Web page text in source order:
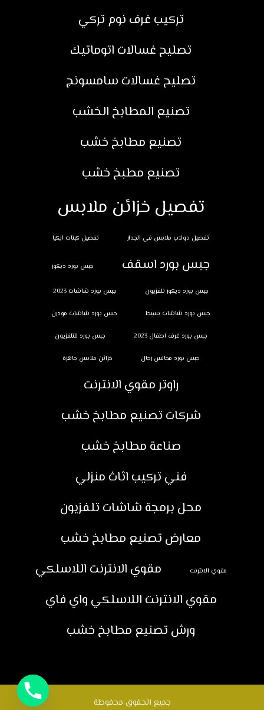
تركيب غرف نوم تركي
تصليح غسالات اتوماتيك
تصليح غسالات سامسونج
تصنيع المطابخ الخشب
تصنيع مطابخ خشب
تصنيع مطبخ خشب
تفصيل خزائن ملابس
تفصيل دولاب ملابس في الجدار تفصيل كبتات ايكيا
جبس بورد اسقف جبس بورد ديكور
جبس بورد ديكور تلفزيون جبس بورد شاشات 2023
جبس بورد شاشات بسيط جبس بورد شاشات مودرن
جبس بورد غرف اطفال 2023 جبس بورد للتلفزيون
جبس بورد مجالس رجال خزائن ملابس جاهزة
راوتر مقوي الانترنت
شركات تصنيع مطابخ خشب
صناعة مطابخ خشب
فني تركيب اثاث منزلي
محل برمجة شاشات تلفزيون
معارض تصنيع مطابخ خشب
مقوي الانترنت
مقوي الانترنت اللاسلكي
مقوي الانترنت اللاسلكي واي فاي
ورش تصنيع مطابخ خشب
جميع الحقوق محفوظة